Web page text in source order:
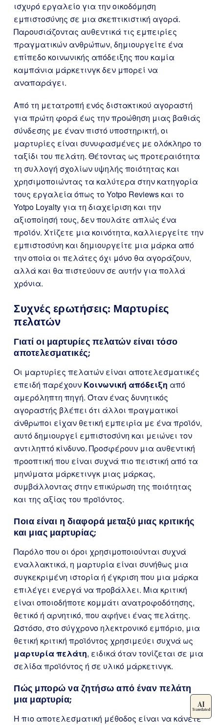
ισχυρό εργαλείο για την οικοδόμηση
εμπιστοσύνης σε μια σκεπτικιστική αγορά.
Παρουσιάζοντας αυθεντικά τις εμπειρίες
πραγματικών ανθρώπων, δημιουργείτε ένα
επίπεδο κοινωνικής απόδειξης που καμία
καμπάνια μάρκετινγκ δεν μπορεί να
αναπαράγει.
Από τη μετατροπή ενός διστακτικού αγοραστή
για πρώτη φορά έως την προώθηση μιας βαθιάς
σύνδεσης με έναν πιστό υποστηρικτή, οι
μαρτυρίες είναι συνυφασμένες με ολόκληρο το
ταξίδι του πελάτη. Θέτοντας ως προτεραιότητα
τη συλλογή σχολίων υψηλής ποιότητας και
χρησιμοποιώντας τα καλύτερα στην κατηγορία
τους εργαλεία όπως το Yotpo Reviews και το
Yotpo Loyalty για τη διαχείριση και την
αξιοποίησή τους, δεν πουλάτε απλώς ένα
προϊόν. Χτίζετε μια κοινότητα, καλλιεργείτε την
εμπιστοσύνη και δημιουργείτε μια μάρκα από
την οποία οι πελάτες όχι μόνο θα αγοράζουν,
αλλά και θα πιστεύουν σε αυτήν για πολλά
χρόνια.
Συχνές ερωτήσεις: Μαρτυρίες
πελατών
Γιατί οι μαρτυρίες πελατών είναι τόσο
αποτελεσματικές;
Οι μαρτυρίες πελατών είναι αποτελεσματικές
επειδή παρέχουν Κοινωνική απόδειξη από
αμερόληπτη πηγή. Όταν ένας δυνητικός
αγοραστής βλέπει ότι άλλοι πραγματικοί
άνθρωποι είχαν θετική εμπειρία με ένα προϊόν,
αυτό δημιουργεί εμπιστοσύνη και μειώνει τον
αντιληπτό κίνδυνο. Προσφέρουν μια αυθεντική
προοπτική που είναι συχνά πιο πειστική από τα
μηνύματα μάρκετινγκ μιας μάρκας,
συμβάλλοντας στην επικύρωση της ποιότητας
και της αξίας του προϊόντος.
Ποια είναι η διαφορά μεταξύ μιας κριτικής
και μιας μαρτυρίας;
Παρόλο που οι όροι χρησιμοποιούνται συχνά
εναλλακτικά, η μαρτυρία είναι συνήθως μια
συγκεκριμένη ιστορία ή έγκριση που μια μάρκα
επιλέγει ενεργά να προβάλλει. Μια κριτική
είναι οποιοδήποτε κομμάτι ανατροφοδότησης,
θετικό ή αρνητικό, που αφήνει ένας πελάτης.
Ωστόσο, στο σύγχρονο ηλεκτρονικό εμπόριο, μια
θετική κριτική προϊόντος χρησιμεύει συχνά ως
μαρτυρία πελάτη, ειδικά όταν τονίζεται σε μια
σελίδα προϊόντος ή σε υλικό μάρκετινγκ.
Πώς μπορώ να ζητήσω από έναν πελάτη
μια μαρτυρία;
Η πιο αποτελεσματική μέθοδος είναι να κάνετε